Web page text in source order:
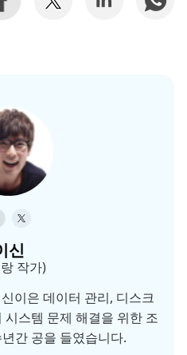
신
작가)
이은 데이터 관리, 디스크
스템 문제 해결을 위한 조
간 공을 들였습니다.